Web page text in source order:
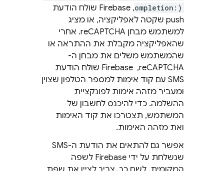
ompletion:)
, Firebase שולח הודעת
push שקטה לאפליקציה, או מציג
למשתמש מבחן reCAPTCHA. אחרי
שהאפליקציה מקבלת את ההתראה או
שהמשתמש משלים את מבחן ה-
reCAPTCHA, ‏ Firebase שולח הודעת
SMS עם קוד אימות למספר הטלפון שצוין
ומעביר מזהה אימות לפונקציית
ההשלמה. כדי להיכנס לחשבון של
המשתמש, תצטרכו את קוד האימות
ואת מזהה האימות.
אפשר גם להתאים את הודעת ה-SMS
שנשלחת על ידי Firebase לשפה